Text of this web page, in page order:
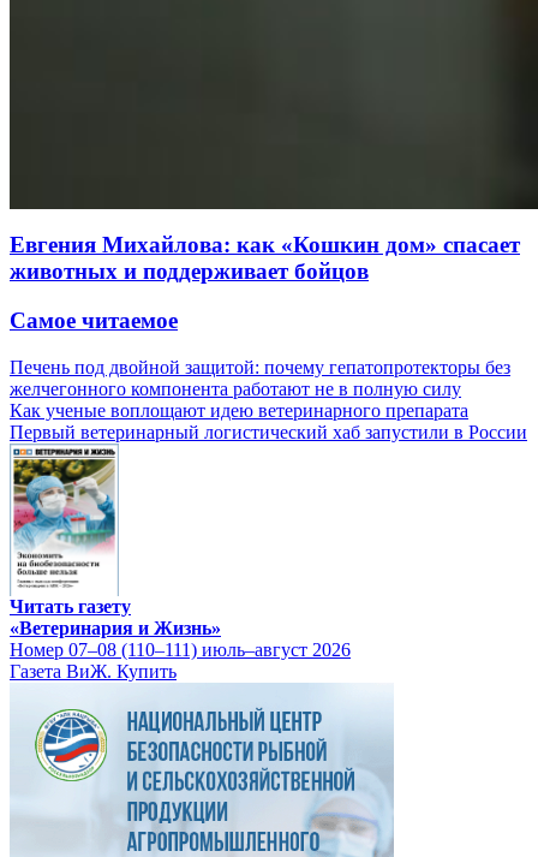
Евгения Михайлова: как «Кошкин дом» спасает
животных и поддерживает бойцов
Самое читаемое
Печень под двойной защитой: почему гепатопротекторы без
желчегонного компонента работают не в полную силу
Как ученые воплощают идею ветеринарного препарата
Первый ветеринарный логистический хаб запустили в России
Читать газету
«Ветеринария и Жизнь»
Номер 07–08 (110–111) июль–август 2026
Газета ВиЖ. Купить